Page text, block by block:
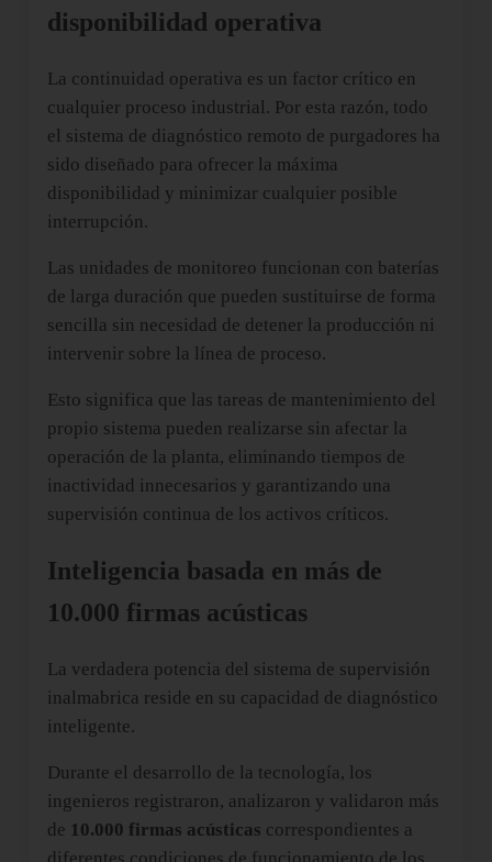
disponibilidad operativa
La continuidad operativa es un factor crítico en
cualquier proceso industrial. Por esta razón, todo
el sistema de diagnóstico remoto de purgadores ha
sido diseñado para ofrecer la máxima
disponibilidad y minimizar cualquier posible
interrupción.
Las unidades de monitoreo funcionan con baterías
de larga duración que pueden sustituirse de forma
sencilla sin necesidad de detener la producción ni
intervenir sobre la línea de proceso.
Esto significa que las tareas de mantenimiento del
propio sistema pueden realizarse sin afectar la
operación de la planta, eliminando tiempos de
inactividad innecesarios y garantizando una
supervisión continua de los activos críticos.
Inteligencia basada en más de
10.000 firmas acústicas
La verdadera potencia del sistema de supervisión
inalmabrica reside en su capacidad de diagnóstico
inteligente.
Durante el desarrollo de la tecnología, los
ingenieros registraron, analizaron y validaron más
de 10.000 firmas acústicas correspondientes a